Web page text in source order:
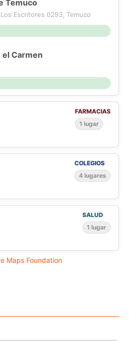
Temuco
Escritores 0293, Temuco
el Carmen
FARMACIAS
1 lugar
COLEGIOS
4 lugares
SALUD
1 lugar
Maps Foundation